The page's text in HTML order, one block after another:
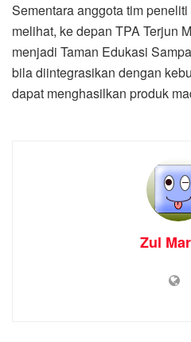
Sementara anggota tim
melihat, ke depan TPA Terjun
menjadi Taman Edukasi
bila diintegrasikan dengan
dapat menghasilkan produk
Zul